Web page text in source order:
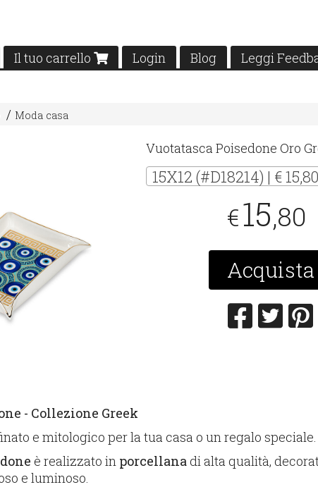
Il tuo carrello Login Blog Leggi
Moda casa
Vuotatasca Poisedone Oro
15X12 (#D18214) | € 15,80
€15,80
Acquista
- Collezione Greek
e mitologico per la tua casa o un regalo speciale.
è realizzato in porcellana di alta qualità,
e luminoso.